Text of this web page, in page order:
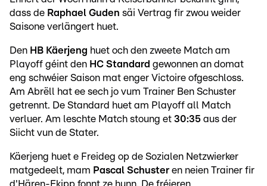
dass de Raphael Guden säi Vertrag fir zwou weider
Saisone verlängert huet.
Den HB Käerjeng huet och den zweete Match am
Playoff géint den HC Standard gewonnen an domat
eng schwéier Saison mat enger Victoire ofgeschloss.
Am Abrëll hat ee sech jo vum Trainer Ben Schuster
getrennt. De Standard huet am Playoff all Match
verluer. Am leschte Match stoung et 30:35 aus der
Siicht vun de Stater.
Käerjeng huet e Freideg op de Sozialen Netzwierker
matgedeelt, mam Pascal Schuster en neien Trainer fir
d'Hären-Ekipp fonnt ze hunn. De fréieren